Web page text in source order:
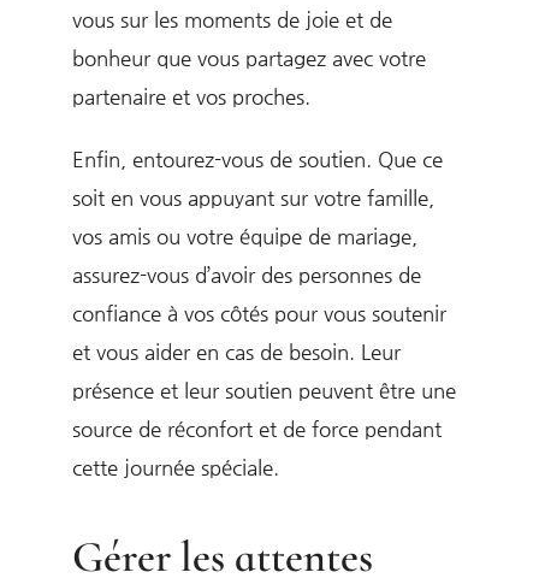
vous sur les moments de joie et de
bonheur que vous partagez avec votre
partenaire et vos proches.
Enfin, entourez-vous de soutien. Que ce
soit en vous appuyant sur votre famille,
vos amis ou votre équipe de mariage,
assurez-vous d’avoir des personnes de
confiance à vos côtés pour vous soutenir
et vous aider en cas de besoin. Leur
présence et leur soutien peuvent être une
source de réconfort et de force pendant
cette journée spéciale.
Gérer les attentes